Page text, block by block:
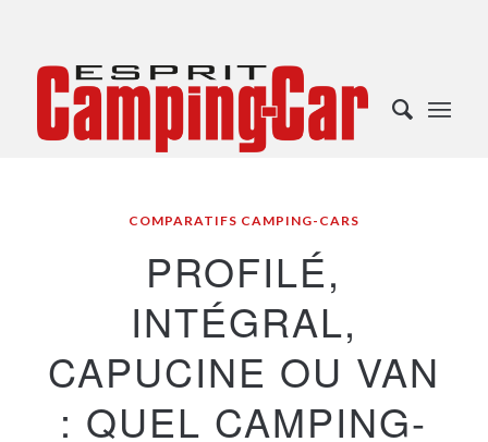
COMPARATIFS CAMPING-CARS
PROFILÉ,
INTÉGRAL,
CAPUCINE OU VAN
: QUEL CAMPING-